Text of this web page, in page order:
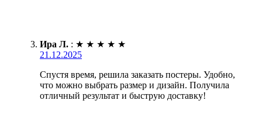
Ира Л. : ★ ★ ★ ★ ★
21.12.2025
Спустя время, решила заказать постеры. Удобно,
что можно выбрать размер и дизайн. Получила
отличный результат и быструю доставку!